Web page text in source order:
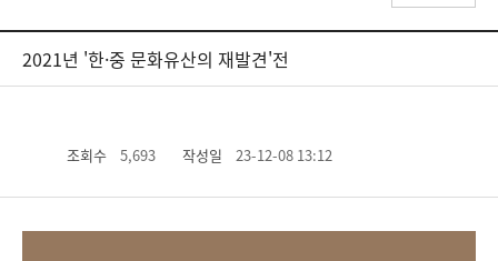
2021년 '한·중 문화유산의 재발견'전
조회수 5,693 작성일 23-12-08 13:12